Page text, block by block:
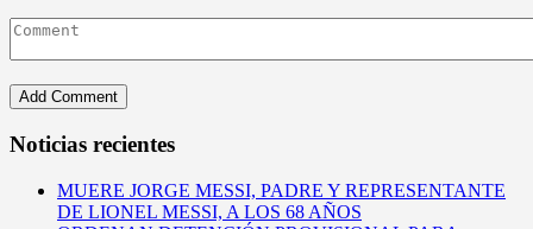
Noticias recientes
MUERE JORGE MESSI, PADRE Y REPRESENTANTE
DE LIONEL MESSI, A LOS 68 AÑOS